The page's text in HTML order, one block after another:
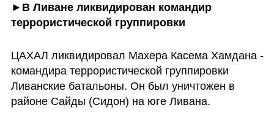
►В Ливане ликвидирован командир
террористической группировки
ЦАХАЛ ликвидировал Махера Касема Хамдана -
командира террористической группировки
Ливанские батальоны. Он был уничтожен в
районе Сайды (Сидон) на юге Ливана.